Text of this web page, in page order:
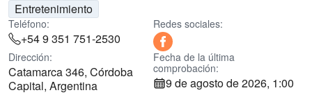
Entretenimiento
Teléfono:
+54 9 351 751-2530
Redes sociales:
Dirección:
Catamarca 346, Córdoba
Capital, Argentina
Fecha de la última
comprobación:
9 de agosto de 2026, 1:00